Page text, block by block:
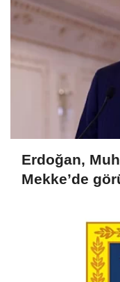
Erdoğan,
Mekke’de